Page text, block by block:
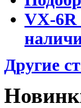
VX-
Другие